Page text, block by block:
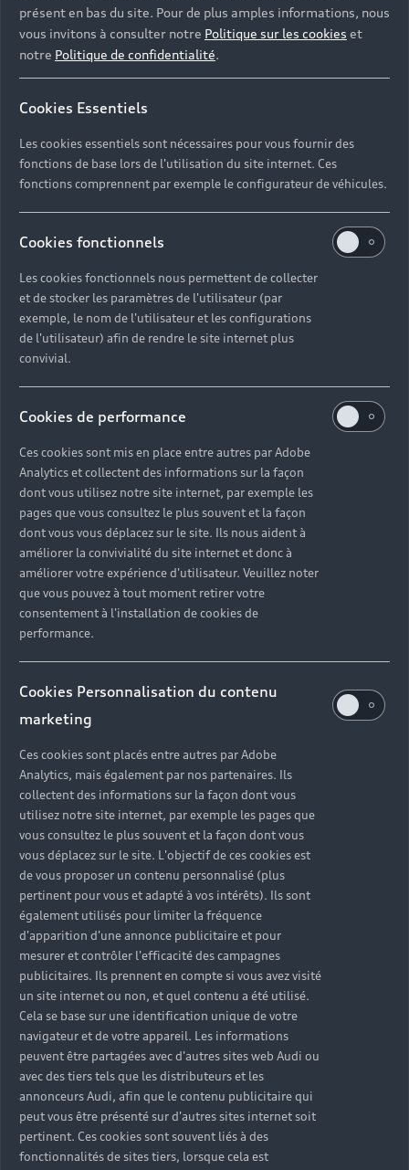
présent en bas du site. Pour de plus amples informations, nous
vous invitons à consulter notre Politique sur les cookies et
notre Politique de confidentialité.
Cookies Essentiels
Les cookies essentiels sont nécessaires pour vous fournir des
fonctions de base lors de l'utilisation du site internet. Ces
fonctions comprennent par exemple le configurateur de véhicules.
Cookies fonctionnels
Les cookies fonctionnels nous permettent de collecter
et de stocker les paramètres de l'utilisateur (par
exemple, le nom de l'utilisateur et les configurations
de l'utilisateur) afin de rendre le site internet plus
convivial.
Cookies de performance
Ces cookies sont mis en place entre autres par Adobe
Analytics et collectent des informations sur la façon
dont vous utilisez notre site internet, par exemple les
pages que vous consultez le plus souvent et la façon
dont vous vous déplacez sur le site. Ils nous aident à
améliorer la convivialité du site internet et donc à
améliorer votre expérience d'utilisateur. Veuillez noter
que vous pouvez à tout moment retirer votre
consentement à l'installation de cookies de
performance.
Cookies Personnalisation du contenu
marketing
Ces cookies sont placés entre autres par Adobe
Analytics, mais également par nos partenaires. Ils
collectent des informations sur la façon dont vous
utilisez notre site internet, par exemple les pages que
vous consultez le plus souvent et la façon dont vous
vous déplacez sur le site. L'objectif de ces cookies est
de vous proposer un contenu personnalisé (plus
pertinent pour vous et adapté à vos intérêts). Ils sont
également utilisés pour limiter la fréquence
d'apparition d'une annonce publicitaire et pour
mesurer et contrôler l'efficacité des campagnes
publicitaires. Ils prennent en compte si vous avez visité
un site internet ou non, et quel contenu a été utilisé.
Cela se base sur une identification unique de votre
navigateur et de votre appareil. Les informations
peuvent être partagées avec d'autres sites web Audi ou
avec des tiers tels que les distributeurs et les
annonceurs Audi, afin que le contenu publicitaire qui
peut vous être présenté sur d'autres sites internet soit
pertinent. Ces cookies sont souvent liés à des
fonctionnalités de sites tiers, lorsque cela est